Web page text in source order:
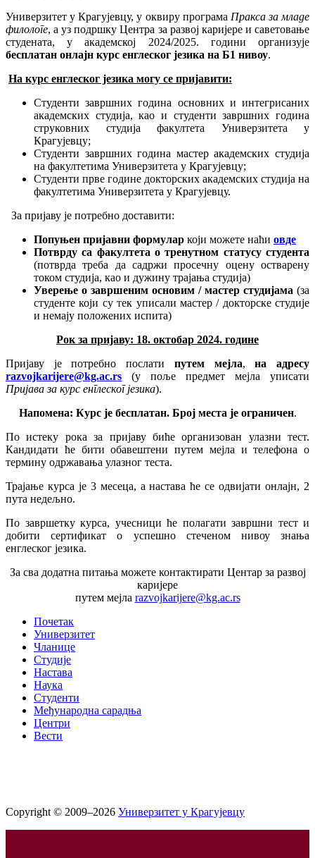
Универзитет у Крагујевцу, у оквиру програма Пракса за младе
филологе, а уз подршку Центра за развој каријере и саветовање
студената, у академској 2024/2025. години организује
бесплатан онлајн курс енглеског језика на Б1 нивоу.
На курс енглеског језика могу се пријавити:
Студенти завршних година основних и интегрисаних
академских студија, као и студенти завршних година
струковних студија факултета Универзитета у
Крагујевцу;
Студенти завршних година мастер академских студија
на факултетима Универзитета у Крагујевцу;
Студенти прве године докторских академских студија на
факултетима Универзитета у Крагујевцу.
За пријаву је потребно доставити:
Попуњен пријавни формулар који можете наћи овде
Потврду са факултета о тренутном статусу студента
(потврда треба да садржи просечну оцену остварену
током студија, као и дужину трајања студија)
Уверење о завршеним основим / мастер студијама (за
студенте који су тек уписали мастер / докторске студије
и немају положених испита)
Рок за пријаву: 18. октобар 2024. године
Пријаву је потребно послати путем мејла,на адресу
razvojkarijere@kg.ac.rs (у поље предмет мејла уписати
Пријава за курс енглеског језика).
Напомена: Курс је бесплатан. Број места је ограничен.
По истеку рока за пријаву биће организован улазни тест.
Кандидати ће бити обавештени путем мејла и телефона о
термину одржавања улазног теста.
Трајање курса је 3 месеца, а настава ће се одвијати онлајн, 2
пута недељно.
По завршетку курса, учесници ће полагати завршни тест и
добити сертификат о успешно стеченом нивоу знања
енглеског језика.
За сва додатна питања можете контактирати Центар за развој
каријере
путем мејла razvojkarijere@kg.ac.rs
Почетак
Универзитет
Чланице
Студије
Настава
Наука
Студенти
Међународна сарадња
Центри
Вести
Copyright © 2009–2026 Универзитет у Крагујевцу